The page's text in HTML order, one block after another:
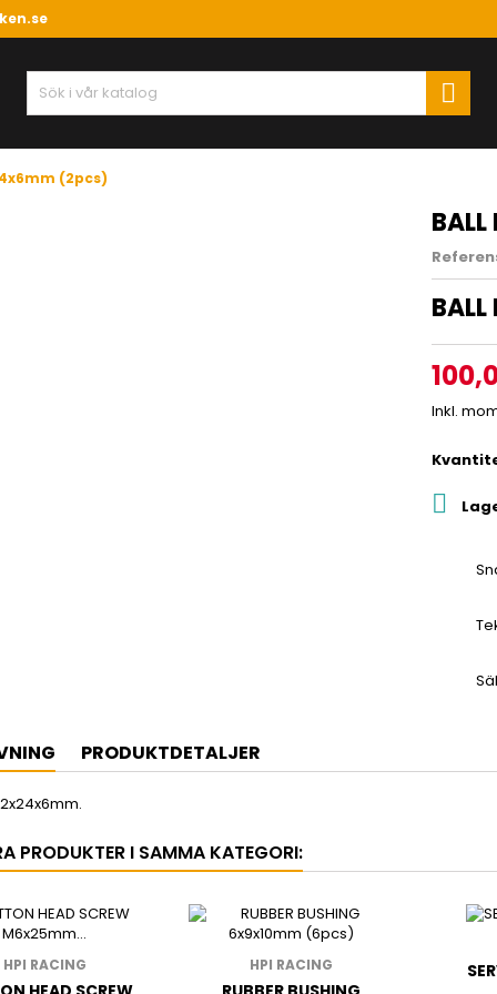

(2pcs)
Inkl.

PRODUKTDETALJER
PRODUKTER I SAMMA KATEGORI:
HPI RACING HPI RACING